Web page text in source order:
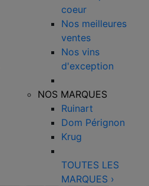
coeur
Nos meilleures
ventes
Nos vins
d'exception
NOS MARQUES
Ruinart
Dom Pérignon
Krug
TOUTES LES
MARQUES ›